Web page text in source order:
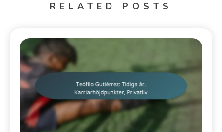
RELATED POSTS